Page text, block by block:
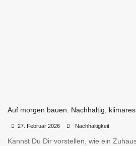
Auf morgen bauen: Nachhaltig,
27. Februar 2026 Nachhaltigkeit
Kannst Du Dir vorstellen, wie ein